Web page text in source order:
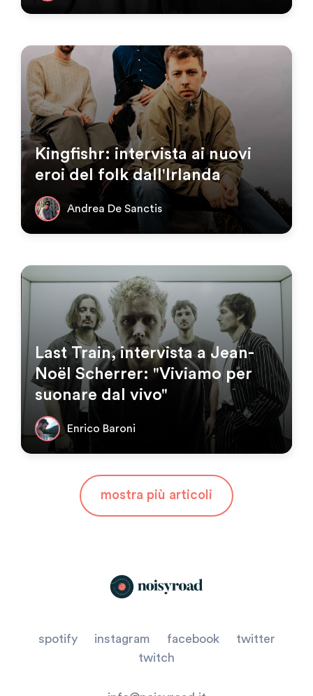
Kingfishr: intervista ai nuovi
eroi del folk dall'Irlanda
Andrea De Sanctis
Last Train, intervista a Jean-
Noël Scherrer: "Viviamo per
suonare dal vivo"
Enrico Baroni
mostra più articoli
spotify instagram facebook
twitter
twitch